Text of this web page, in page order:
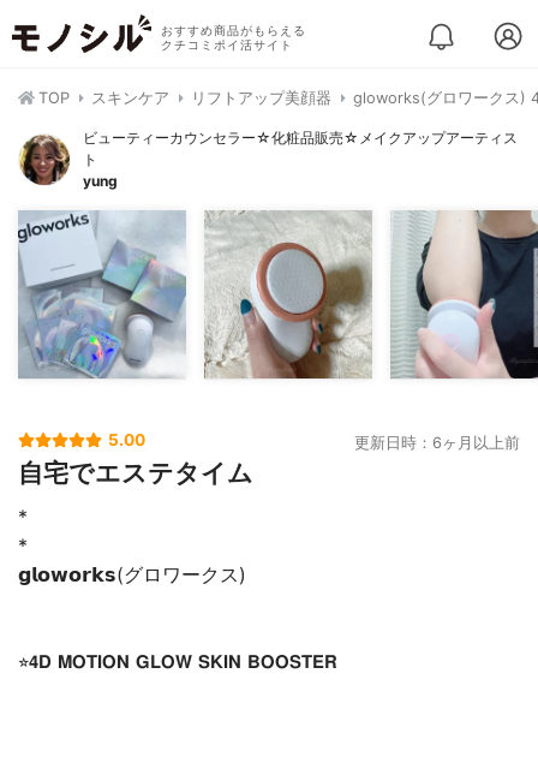
おすすめ商品がもらえる
クチコミポイ活サイト
TOP スキンケア リフトアップ美顔器 gloworks(グロワークス)
ビューティーカウンセラー☆化粧品販売☆メイクアップアーティス
ト
yung
5.00 更新日時：6ヶ月以上前
自宅でエステタイム
*
*
𝗴𝗹𝗼𝘄𝗼𝗿𝗸𝘀(グロワークス)
⭐︎𝟰𝗗 𝗠𝗢𝗧𝗜𝗢𝗡 𝗚𝗟𝗢𝗪 𝗦𝗞𝗜𝗡 𝗕𝗢𝗢𝗦𝗧𝗘𝗥